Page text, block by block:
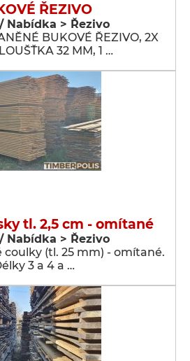
ŘEZIVO
Nabídka > Řezivo
BUKOVÉ ŘEZIVO, 2X
32 MM, 1 …
tl. 2,5 cm - omítané
Nabídka > Řezivo
(tl. 25 mm) - omítané.
3 a 4 a …